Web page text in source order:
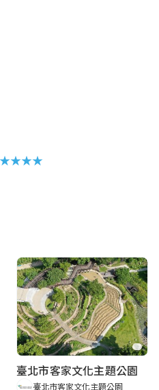
臺北市客家文化主題公園
臺北市客家文化主題公園